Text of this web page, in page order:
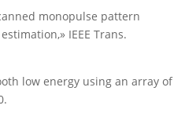
monopulse pattern
IEEE Trans.
low energy using an array of